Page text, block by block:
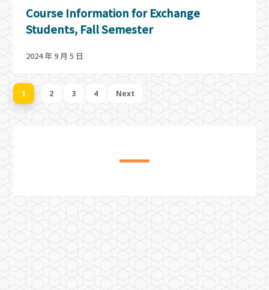
Course Information for Exchange
Students, Fall Semester
2024 年 9 月 5 日
1 2 3 4 Next